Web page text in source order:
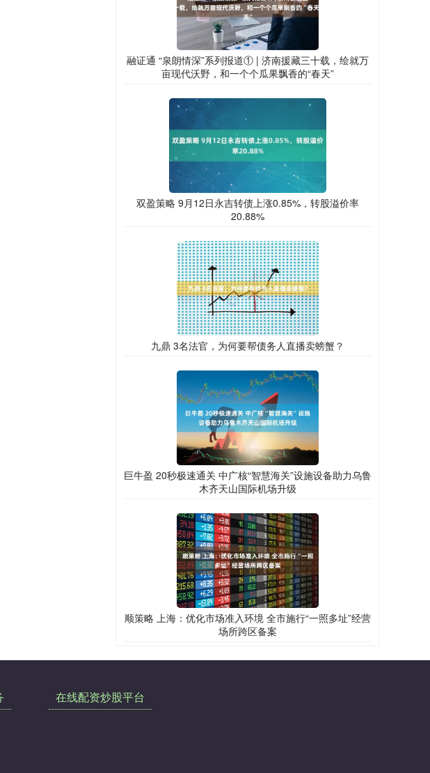
融证通 “泉朗情深”系列报道① | 济南援藏三十载，绘就万
亩现代沃野，和一个个瓜果飘香的“春天”
双盈策略 9月12日永吉转债上涨0.85%，转股溢价率
20.88%
九鼎 3名法官，为何要帮债务人直播卖螃蟹？
巨牛盈 20秒极速通关 中广核“智慧海关”设施设备助力乌鲁
木齐天山国际机场升级
顺策略 上海：优化市场准入环境 全市施行“一照多址”经营
场所跨区备案
在线配资炒股平台